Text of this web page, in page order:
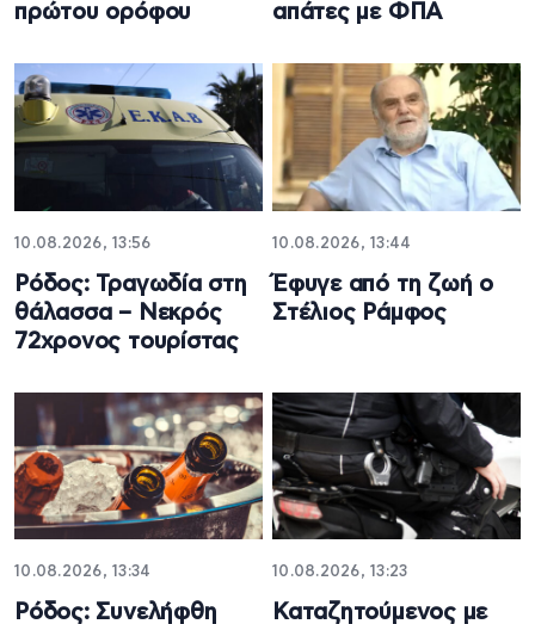
πρώτου ορόφου
απάτες με ΦΠΑ
10.08.2026, 13:56
Ρόδος: Τραγωδία στη
θάλασσα – Νεκρός
72χρονος τουρίστας
10.08.2026, 13:44
Έφυγε από τη ζωή ο
Στέλιος Ράμφος
10.08.2026, 13:34
Ρόδος: Συνελήφθη
10.08.2026, 13:23
Καταζητούμενος με